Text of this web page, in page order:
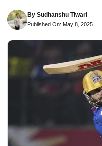
By Sudhanshu Tiwari
Published On: May 8, 2025